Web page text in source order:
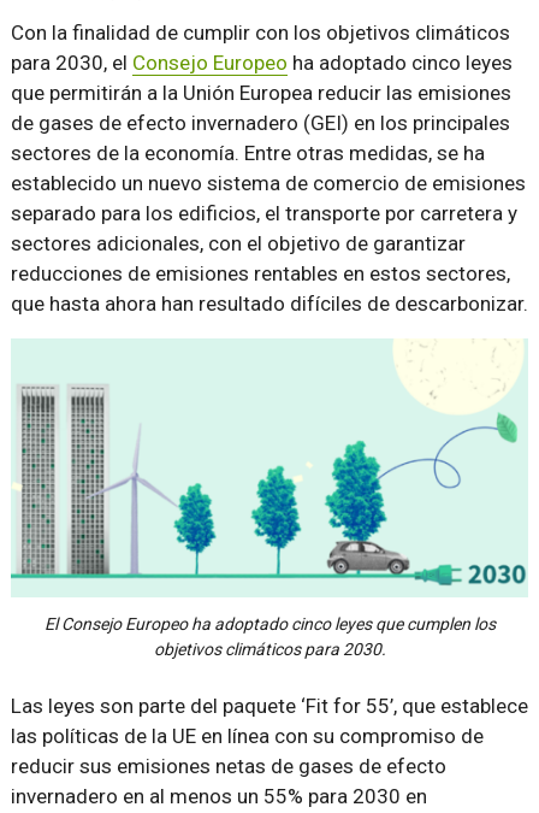
Con la finalidad de cumplir con los objetivos climáticos
para 2030, el Consejo Europeo ha adoptado cinco leyes
que permitirán a la Unión Europea reducir las emisiones
de gases de efecto invernadero (GEI) en los principales
sectores de la economía. Entre otras medidas, se ha
establecido un nuevo sistema de comercio de emisiones
separado para los edificios, el transporte por carretera y
sectores adicionales, con el objetivo de garantizar
reducciones de emisiones rentables en estos sectores,
que hasta ahora han resultado difíciles de descarbonizar.
El Consejo Europeo ha adoptado cinco leyes que cumplen los
objetivos climáticos para 2030.
Las leyes son parte del paquete ‘Fit for 55’, que establece
las políticas de la UE en línea con su compromiso de
reducir sus emisiones netas de gases de efecto
invernadero en al menos un 55% para 2030 en